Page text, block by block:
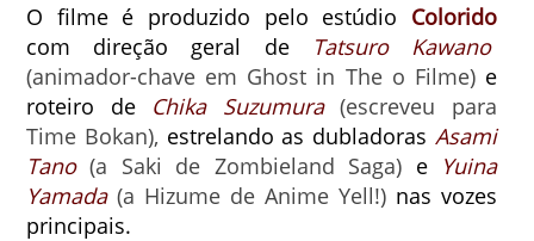
O filme é produzido pelo estúdio Colorido
com direção geral de
Tatsuro Kawano
(animador-chave em Ghost in The o Filme)e
roteiro de Chika Suzumura(escreveu para
Time Bokan), estrelando as dubladorasAsami
Tano (a Saki de Zombieland Saga) e Yuina
Yamada (a Hizume de Anime Yell!) nas vozes
principais.